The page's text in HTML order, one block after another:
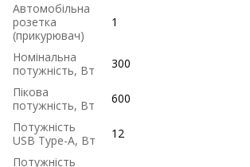
Автомобільна
розетка
(прикурювач)
1
Номінальна
потужність, Вт
300
Пікова
потужність, Вт
600
Потужність
USB Type-A, Вт
12
Потужність